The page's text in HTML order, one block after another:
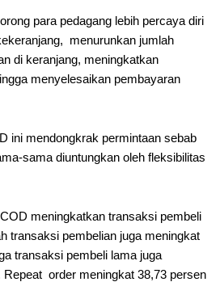
para pedagang lebih percaya diri
menurunkan jumlah
di keranjang, meningkatkan
menyelesaikan pembayaran
ini mendongkrak permintaan sebab
sama diuntungkan oleh fleksibilitas
meningkatkan transaksi pembeli
transaksi pembelian juga meningkat
transaksi pembeli lama juga
Repeat order meningkat 38,73 persen